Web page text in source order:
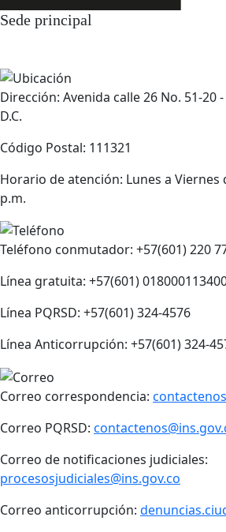
Sede principal
Dirección: Avenida calle 26 No. 51-20
D.C.
Código Postal: 111321
Horario de atención: Lunes a Viernes
p.m.
Teléfono conmutador: +57(601) 220
Línea gratuita: +57(601)
Línea PQRSD: +57(601) 324-4576
Línea Anticorrupción: +57(601) 324-
Correo correspondencia:
Correo PQRSD:
Correo de notificaciones judiciales:
procesosjudiciales@ins.gov.co
Correo anticorrupción: